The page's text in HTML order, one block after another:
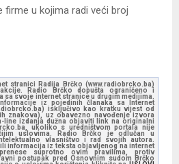
firme u kojima radi veći broj
stranici Radija Brčko (www.radiobrcko.ba)
Radio Brčko dopušta ograničeno i
sa svoje internet stranice u drugim medijima.
iz pojedinih članaka sa Internet
isključivo kao kratku vijest od
znakova), uz obavezno navođenje izvora
line izdanja dužna objaviti link na originalni
ukoliko s uredništvom portala nije
uslovima. Radio Brčko je odlučan u
vlasništvo i rad svojih autora.
informacija iz teksta objavljenog na internet
prenese suprotno ovim pravilima, protiv
postupak pred Osnovnim sudom Brčko